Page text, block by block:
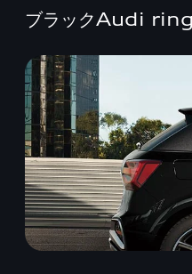
ブラックAudi